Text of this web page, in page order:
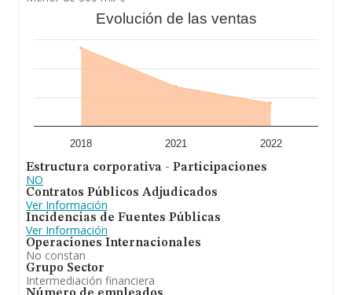
Evolución de las ventas
2018 2021 2022
Estructura corporativa - Participaciones
NO
Contratos Públicos Adjudicados
Ver Información
Incidencias de Fuentes Públicas
Ver Información
Operaciones Internacionales
No constan
Grupo Sector
Intermediación financiera